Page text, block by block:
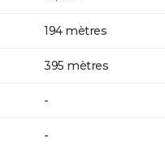
194 mètres
395 mètres
-
-